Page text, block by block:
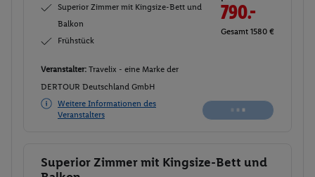
Superior Zimmer mit Kingsize-Bett und
Balkon
Frühstück
790.-
Gesamt 1580 €
Veranstalter: Travelix - eine Marke der
DERTOUR Deutschland GmbH
Weitere Informationen des
Veranstalters
Buchen
Superior Zimmer mit Kingsize-Bett und